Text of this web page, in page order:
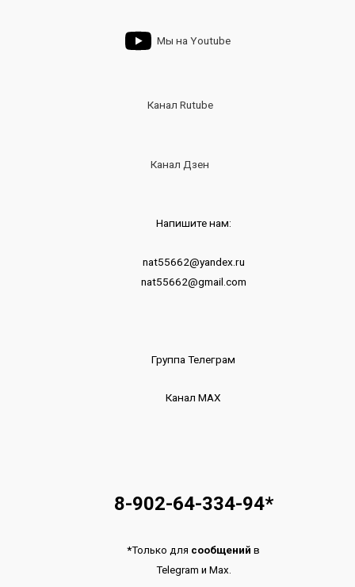
Мы на Youtube
Канал Rutube
Канал Дзен
Напишите нам:
nat55662@yandex.ru
nat55662@gmail.com
Группа Телеграм
Канал МАХ
8-902-64-334-94*
*Только для сообщений в
Telegram и Max.